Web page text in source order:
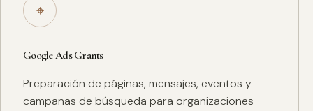
⌖
Google Ads Grants
Preparación de páginas, mensajes, eventos y
campañas de búsqueda para organizaciones